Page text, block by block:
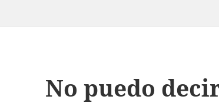
No puedo